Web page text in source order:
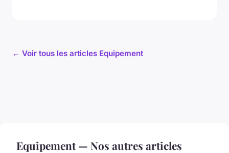
← Voir tous les articles Equipement
Equipement — Nos autres articles